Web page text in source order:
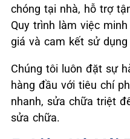
chóng tại nhà, hỗ trợ
Quy trình làm việc
giá và cam kết sử
Chúng tôi luôn đặt sự
hàng đầu với tiêu chí
nhanh, sửa chữa triệt
sửa chữa.